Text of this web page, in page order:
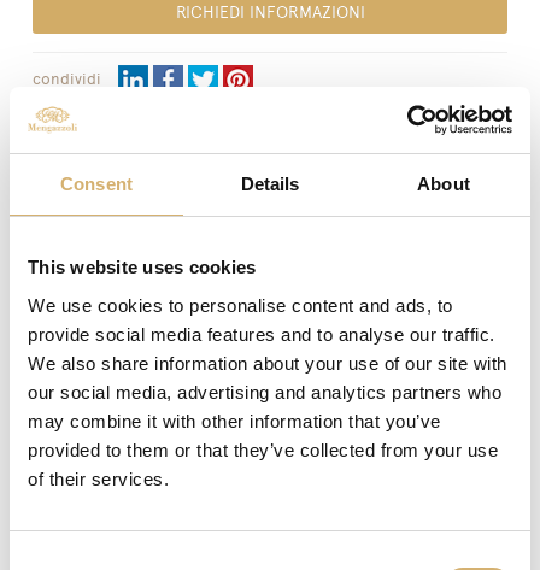
Consent Details About
This website uses cookies
We use cookies to personalise content and ads, to
provide social media features and to analyse our traffic.
We also share information about your use of our site with
our social media, advertising and analytics partners who
may combine it with other information that you’ve
provided to them or that they’ve collected from your use
of their services.
RICHIEDI INFORMAZIONI
condividi
La Crema di Balsamico è un condimento a base di solo
una preparazione a freddo che ne impedisce la
ingredienti è scrupolosa e attente al fine di esaltare il
sapore classico dell’“Aceto Balsamico di Modena I.G.P.”
senza infierirne nel gusto e nell’aroma.
La composizione densa ed aggrappante di questa Crema
è ideale per la decorazione e l’insaporimento di
qualsiasi pietanza. Deliziosa in qualunque impiego
culinario, dall’antipasto al dolce, per guarnire tartine e
gelato alla vaniglia. Addizionata ad olio, sale e pepe